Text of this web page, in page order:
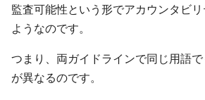
監査可能性という形でアカウンタビ
ようなのです。
つまり、両ガイドラインで同じ用語
が異なるのです。